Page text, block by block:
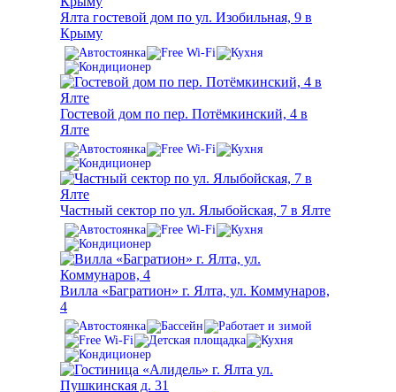
Ялта гостевой дом по ул. Изобильная, 9 в
Крыму
Гостевой дом по пер. Потёмкинский, 4 в
Ялте
Частный сектор по ул. Ялыбойская, 7 в Ялте
Вилла «Багратион» г. Ялта, ул. Коммунаров,
4